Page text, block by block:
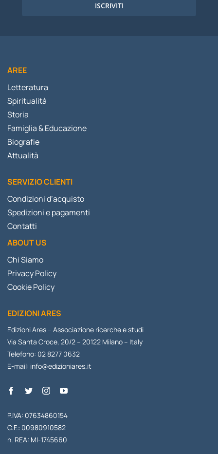
ISCRIVITI
AREE
Letteratura
Spiritualità
Storia
Famiglia & Educazione
Biografie
Attualità
SERVIZIO CLIENTI
Condizioni d’acquisto
Spedizioni e pagamenti
Contatti
ABOUT US
Chi Siamo
Privacy Policy
Cookie Policy
EDIZIONI ARES
Edizioni Ares – Associazione ricerche e studi
Via Santa Croce, 20/2 – 20122 Milano – Italy
Telefono: 02 8277 0632
E-mail: info@edizioniares.it
P.IVA: 07634860154
C.F.: 00980910582
n. REA: MI-1745660